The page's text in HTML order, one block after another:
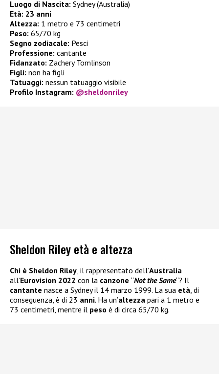
Luogo di Nascita: Sydney (Australia)
Età: 23 anni
Altezza: 1 metro e 73 centimetri
Peso: 65/70 kg
Segno zodiacale: Pesci
Professione: cantante
Fidanzato: Zachery Tomlinson
Figli: non ha figli
Tatuaggi: nessun tatuaggio visibile
Profilo Instagram: @sheldonriley
Sheldon Riley età e altezza
Chi è Sheldon Riley , il rappresentato dell’Australia
all’Eurovision 2022 con la canzone “Not the Same“? Il
cantante nasce a Sydney il 14 marzo 1999. La sua età , di
conseguenza, è di 23 anni. Ha un’altezza pari a 1 metro e
73 centimetri, mentre il peso è di circa 65/70 kg.